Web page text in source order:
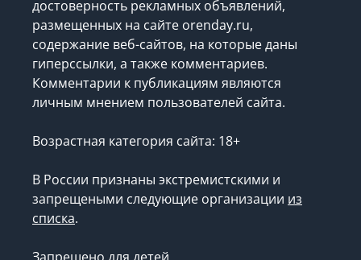
достоверность рекламных объявлений,
размещенных на сайте orenday.ru,
содержание веб-сайтов, на которые даны
гиперссылки, а также комментариев.
Комментарии к публикациям являются
личным мнением пользователей сайта.
Возрастная категория сайта: 18+
В России признаны экстремистскими и
запрещеными следующие организации из
списка.